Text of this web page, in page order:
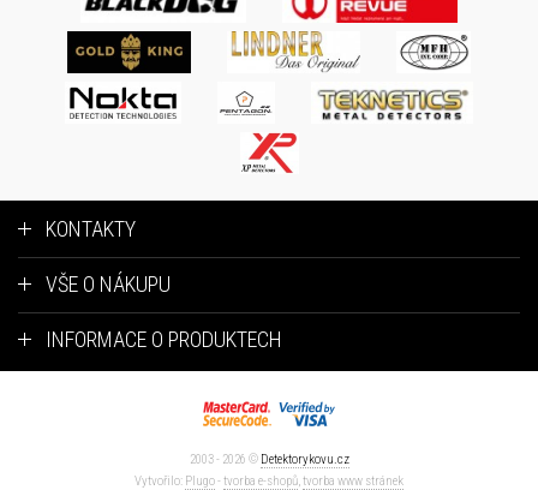
KONTAKTY
VŠE O NÁKUPU
INFORMACE O PRODUKTECH
2003 - 2026 © Detektorykovu.cz
Vytvořilo: Plugo- tvorba e-shopů tvorba www stránek